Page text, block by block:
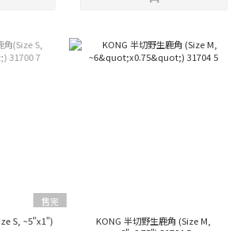
售完
S, ~5"x1")
KONG 半切野生鹿角 (Size M,